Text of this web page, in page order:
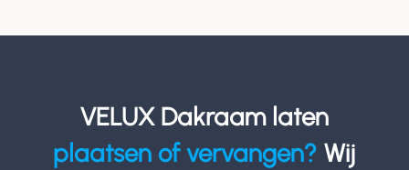
VELUX Dakraam laten
plaatsen of vervangen? Wij